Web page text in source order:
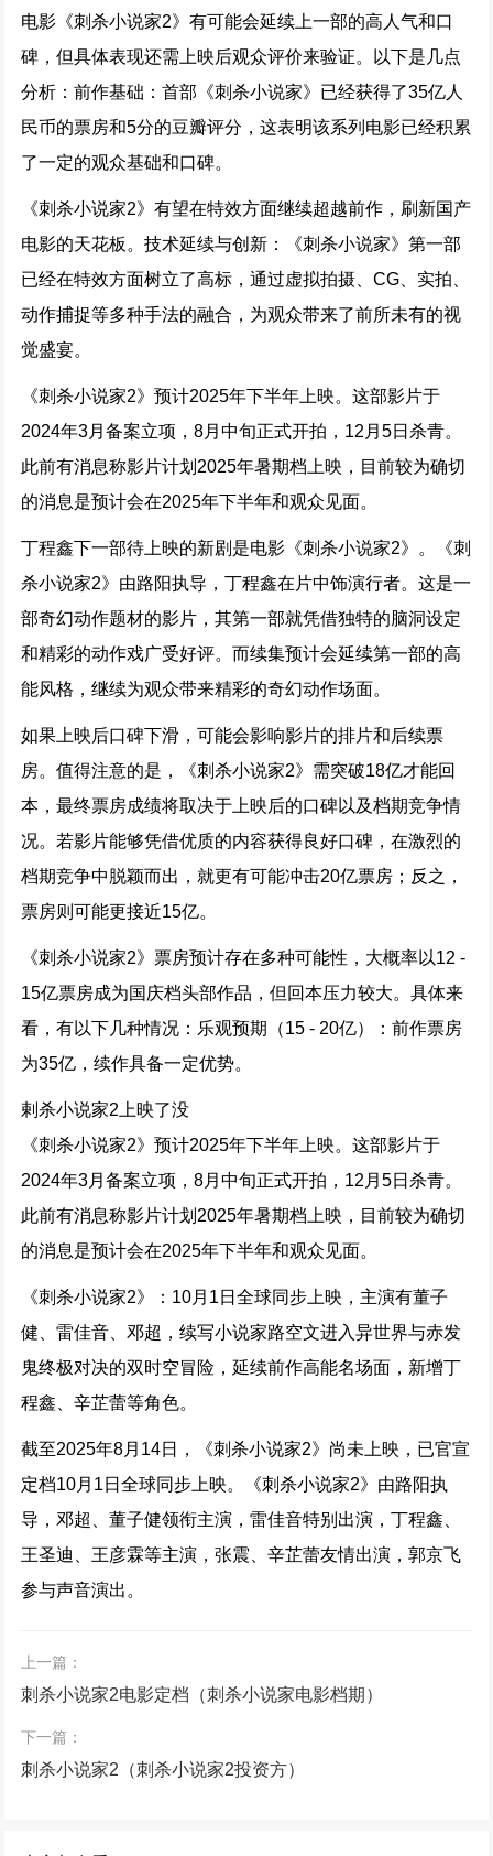
电影《刺杀小说家2》有可能会延续上一部的高人气和口
碑，但具体表现还需上映后观众评价来验证。以下是几点
分析：前作基础：首部《刺杀小说家》已经获得了35亿人
民币的票房和5分的豆瓣评分，这表明该系列电影已经积累
了一定的观众基础和口碑。
《刺杀小说家2》有望在特效方面继续超越前作，刷新国产
电影的天花板。技术延续与创新：《刺杀小说家》第一部
已经在特效方面树立了高标，通过虚拟拍摄、CG、实拍、
动作捕捉等多种手法的融合，为观众带来了前所未有的视
觉盛宴。
《刺杀小说家2》预计2025年下半年上映。这部影片于
2024年3月备案立项，8月中旬正式开拍，12月5日杀青。
此前有消息称影片计划2025年暑期档上映，目前较为确切
的消息是预计会在2025年下半年和观众见面。
丁程鑫下一部待上映的新剧是电影《刺杀小说家2》。《刺
杀小说家2》由路阳执导，丁程鑫在片中饰演行者。这是一
部奇幻动作题材的影片，其第一部就凭借独特的脑洞设定
和精彩的动作戏广受好评。而续集预计会延续第一部的高
能风格，继续为观众带来精彩的奇幻动作场面。
如果上映后口碑下滑，可能会影响影片的排片和后续票
房。值得注意的是，《刺杀小说家2》需突破18亿才能回
本，最终票房成绩将取决于上映后的口碑以及档期竞争情
况。若影片能够凭借优质的内容获得良好口碑，在激烈的
档期竞争中脱颖而出，就更有可能冲击20亿票房；反之，
票房则可能更接近15亿。
《刺杀小说家2》票房预计存在多种可能性，大概率以12 -
15亿票房成为国庆档头部作品，但回本压力较大。具体来
看，有以下几种情况：乐观预期（15 - 20亿）：前作票房
为35亿，续作具备一定优势。
剌杀小说家2上映了没
《刺杀小说家2》预计2025年下半年上映。这部影片于
2024年3月备案立项，8月中旬正式开拍，12月5日杀青。
此前有消息称影片计划2025年暑期档上映，目前较为确切
的消息是预计会在2025年下半年和观众见面。
《刺杀小说家2》：10月1日全球同步上映，主演有董子
健、雷佳音、邓超，续写小说家路空文进入异世界与赤发
鬼终极对决的双时空冒险，延续前作高能名场面，新增丁
程鑫、辛芷蕾等角色。
截至2025年8月14日，《刺杀小说家2》尚未上映，已官宣
定档10月1日全球同步上映。《刺杀小说家2》由路阳执
导，邓超、董子健领衔主演，雷佳音特别出演，丁程鑫、
王圣迪、王彦霖等主演，张震、辛芷蕾友情出演，郭京飞
参与声音演出。
上一篇：
刺杀小说家2电影定档（刺杀小说家电影档期）
下一篇：
刺杀小说家2（刺杀小说家2投资方）